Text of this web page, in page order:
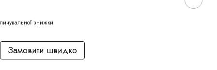
знижки
Замовити швидко